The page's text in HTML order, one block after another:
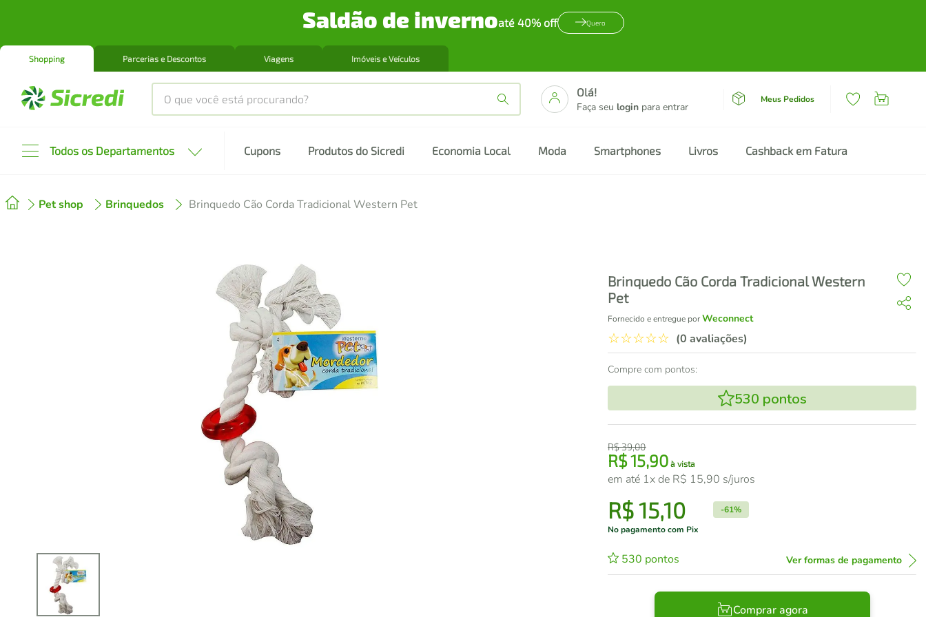
Saldão de invernoaté 40% off Quero
Shopping Parcerias e Descontos Viagens Imóveis e Veículos
O que você está procurando?
Olá!
Faça seu login para entrar
Meus Pedidos
Todos os Departamentos Cupons Produtos do Sicredi Economia Local Moda Smartphones Livros Cashback em Fatura
Pet shop Brinquedos Brinquedo Cão Corda Tradicional Western Pet
Brinquedo Cão Corda Tradicional Western
Pet
Fornecido e entregue porWeconnect
☆☆☆☆☆ (0 avaliações)
Compre com pontos:
530 pontos
R$39,00
R$15,90 à vista
em até 1x de R$ 15,90 s/juros
R$15,10 -61%
No pagamento com Pix
530 pontos Ver formas de pagamento
Comprar agora
2º cafeteira